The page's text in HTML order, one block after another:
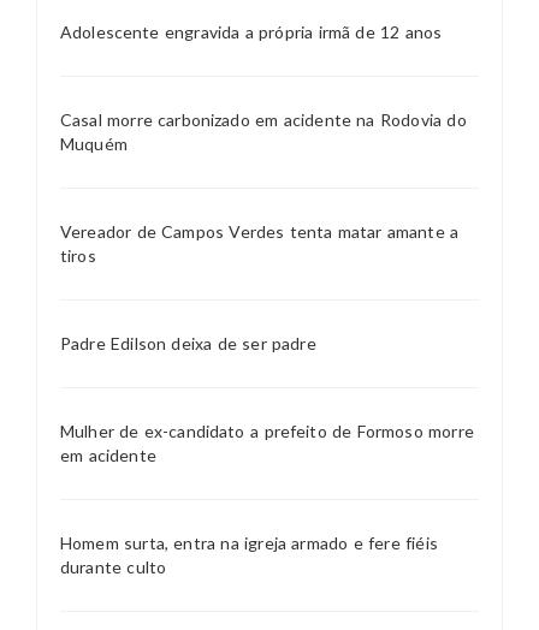
Adolescente engravida a própria irmã de 12 anos
Casal morre carbonizado em acidente na Rodovia do
Muquém
Vereador de Campos Verdes tenta matar amante a
tiros
Padre Edilson deixa de ser padre
Mulher de ex-candidato a prefeito de Formoso morre
em acidente
Homem surta, entra na igreja armado e fere fiéis
durante culto